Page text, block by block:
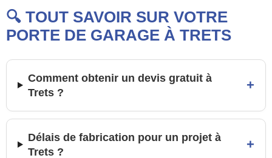
🔍 TOUT SAVOIR SUR VOTRE
PORTE DE GARAGE À TRETS
Comment obtenir un devis gratuit à
Trets ?
+
Délais de fabrication pour un projet à
Trets ?
+